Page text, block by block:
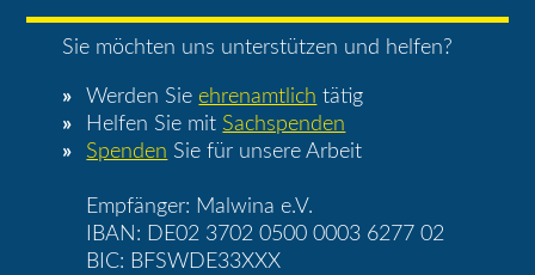
Sie möchten uns unterstützen und helfen?
Werden Sie ehrenamtlich tätig
Helfen Sie mit Sachspenden
Spenden Sie für unsere Arbeit
Empfänger: Malwina e.V.
IBAN: DE02 3702 0500 0003 6277 02
BIC: BFSWDE33XXX